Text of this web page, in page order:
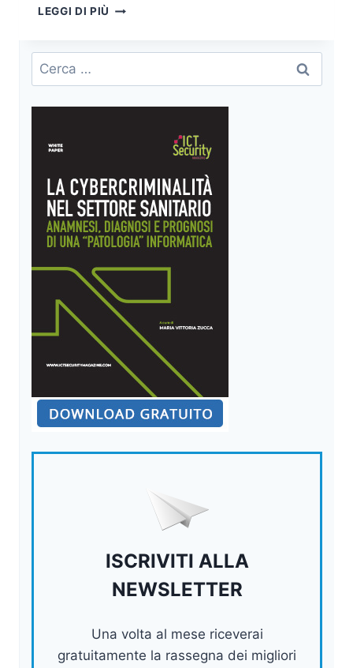
LEGGI DI PIÙ IL
DI
SECURITY
PER
Ricerca
per:
ISCRIVITI ALLA
NEWSLETTER
Una volta al mese riceverai
gratuitamente la rassegna dei migliori